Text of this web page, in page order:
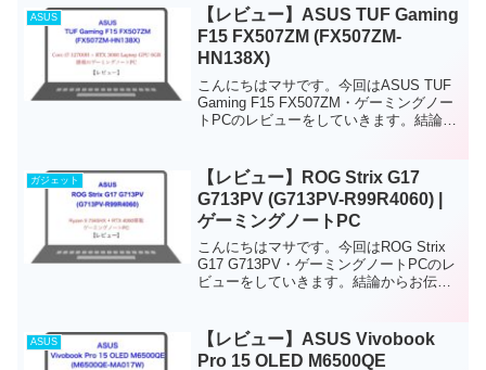
特徴だと思っています。今回はゲーミン
グノートPCの選び...
ASUS
【レビュー】ASUS TUF Gaming
F15 FX507ZM (FX507ZM-
HN138X)
こんにちはマサです。今回はASUS TUF
Gaming F15 FX507ZM・ゲーミングノー
トPCのレビューをしていきます。結論か
けの高スペックゲーミングノートP...
ガジェット
【レビュー】ROG Strix G17
G713PV (G713PV-R99R4060) |
ゲーミングノートPC
こんにちはマサです。今回はROG Strix
G17 G713PV・ゲーミングノートPCのレ
ビューをしていきます。結論からお伝え
ペックゲーミングノートPCです。FPS...
ASUS
【レビュー】ASUS Vivobook
Pro 15 OLED M6500QE